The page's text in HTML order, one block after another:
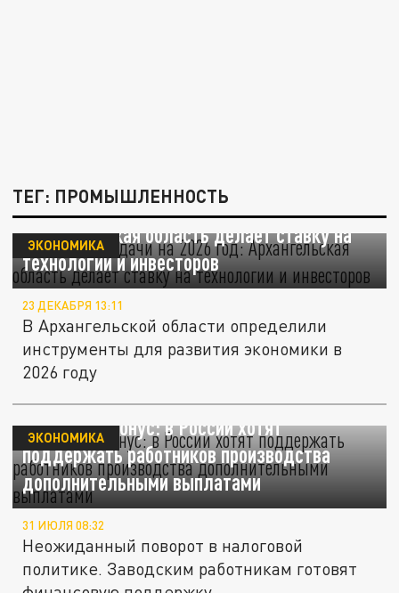
ТЕГ: ПРОМЫШЛЕННОСТЬ
Ключевые задачи на 2026 год:
Архангельская область делает ставку на
технологии и инвесторов
ЭКОНОМИКА
23 ДЕКАБРЯ 13:11
В Архангельской области определили
инструменты для развития экономики в
2026 году
Заводской бонус: в России хотят
поддержать работников производства
дополнительными выплатами
ЭКОНОМИКА
31 ИЮЛЯ 08:32
Неожиданный поворот в налоговой
политике. Заводским работникам готовят